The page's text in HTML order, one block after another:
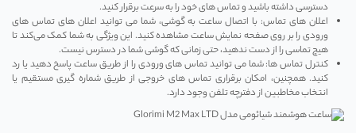
دسترسی داشته باشید و تماس‌ های خود را به سرعت برقرار کنید.
اعلان ‌های تماس: با اتصال ساعت به گوشی، شما می‌ توانید اعلان‌ های تماس ‌های
ورودی را بر روی صفحه نمایش ساعت مشاهده کنید. این ویژگی به شما کمک می‌کند تا
هیچ تماسی را از دست ندهید، حتی زمانی که گوشی شما در دسترس نیست.
کنترل تماس‌ ها: شما می‌ توانید تماس ‌های ورودی را از طریق ساعت پاسخ دهید یا رد
کنید. همچنین، امکان برقراری تماس‌ های خروجی از طریق شماره‌ گیری مستقیم یا
انتخاب مخاطبین از دفترچه تلفن وجود دارد.